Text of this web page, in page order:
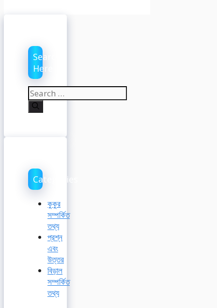
Search
Here
Search
for:
Categories
কুকুর
সম্পর্কিত
তথ্য
প্রশ্ন
এবং
উত্তর
বিড়াল
সম্পর্কিত
তথ্য